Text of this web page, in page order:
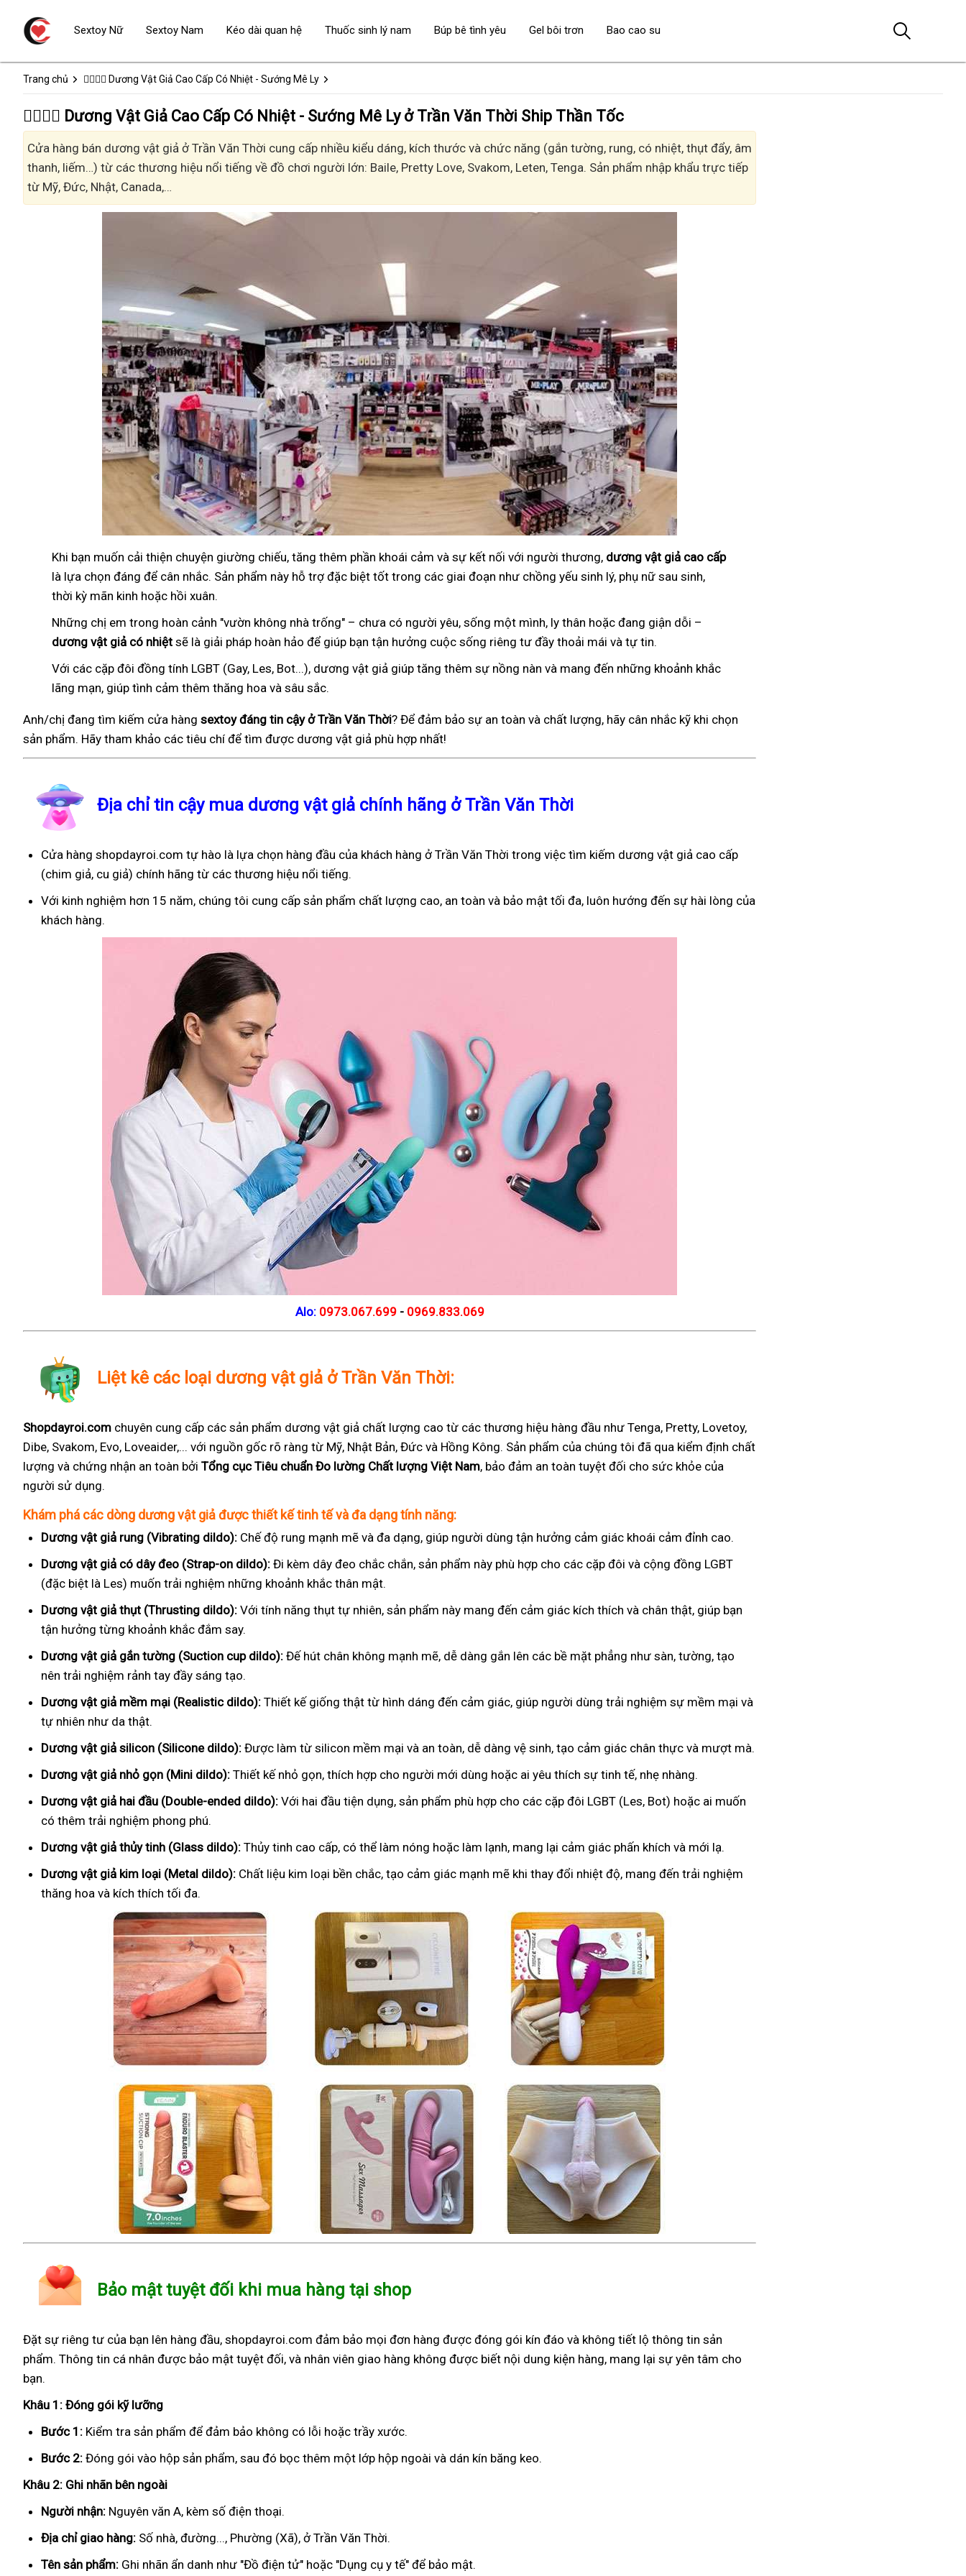
Trang chủ 👩‍❤️‍💋‍👨 Dương Vật Giả Cao Cấp Có Nhiệt - Sướng Mê Ly
👩‍❤️‍💋‍👨 Dương Vật Giả Cao Cấp Có Nhiệt - Sướng Mê Ly ở Trần Văn Thời Ship Thần Tốc
Cửa hàng bán dương vật giả ở Trần Văn Thời cung cấp nhiều kiểu dáng, kích thước và chức năng (gắn tường, rung, có nhiệt, thụt đẩy, âm
thanh, liếm…) từ các thương hiệu nổi tiếng về đồ chơi người lớn: Baile, Pretty Love, Svakom, Leten, Tenga. Sản phẩm nhập khẩu trực tiếp
từ Mỹ, Đức, Nhật, Canada,…
Khi bạn muốn cải thiện chuyện giường chiếu, tăng thêm phần khoái cảm và sự kết nối với người thương, dương vật giả cao cấp
là lựa chọn đáng để cân nhắc. Sản phẩm này hỗ trợ đặc biệt tốt trong các giai đoạn như chồng yếu sinh lý, phụ nữ sau sinh,
thời kỳ mãn kinh hoặc hồi xuân.
Những chị em trong hoàn cảnh "vườn không nhà trống" – chưa có người yêu, sống một mình, ly thân hoặc đang giận dỗi –
dương vật giả có nhiệt sẽ là giải pháp hoàn hảo để giúp bạn tận hưởng cuộc sống riêng tư đầy thoải mái và tự tin.
Với các cặp đôi đồng tính LGBT (Gay, Les, Bot...), dương vật giả giúp tăng thêm sự nồng nàn và mang đến những khoảnh khắc
lãng mạn, giúp tình cảm thêm thăng hoa và sâu sắc.
Anh/chị đang tìm kiếm cửa hàng sextoy đáng tin cậy ở Trần Văn Thời? Để đảm bảo sự an toàn và chất lượng, hãy cân nhắc kỹ khi chọn
sản phẩm. Hãy tham khảo các tiêu chí để tìm được dương vật giả phù hợp nhất!
Địa chỉ tin cậy mua dương vật giả chính hãng ở Trần Văn Thời
Cửa hàng shopdayroi.com tự hào là lựa chọn hàng đầu của khách hàng ở Trần Văn Thời trong việc tìm kiếm dương vật giả cao cấp
(chim giả, cu giả) chính hãng từ các thương hiệu nổi tiếng.
Với kinh nghiệm hơn 15 năm, chúng tôi cung cấp sản phẩm chất lượng cao, an toàn và bảo mật tối đa, luôn hướng đến sự hài lòng của
khách hàng.
Alo: 0973.067.699 - 0969.833.069
Liệt kê các loại dương vật giả ở Trần Văn Thời:
Shopdayroi.com chuyên cung cấp các sản phẩm dương vật giả chất lượng cao từ các thương hiệu hàng đầu như Tenga, Pretty, Lovetoy,
Dibe, Svakom, Evo, Loveaider,... với nguồn gốc rõ ràng từ Mỹ, Nhật Bản, Đức và Hồng Kông. Sản phẩm của chúng tôi đã qua kiểm định chất
lượng và chứng nhận an toàn bởi Tổng cục Tiêu chuẩn Đo lường Chất lượng Việt Nam, bảo đảm an toàn tuyệt đối cho sức khỏe của
người sử dụng.
Khám phá các dòng dương vật giả được thiết kế tinh tế và đa dạng tính năng:
Dương vật giả rung (Vibrating dildo): Chế độ rung mạnh mẽ và đa dạng, giúp người dùng tận hưởng cảm giác khoái cảm đỉnh cao.
Dương vật giả có dây đeo (Strap-on dildo): Đi kèm dây đeo chắc chắn, sản phẩm này phù hợp cho các cặp đôi và cộng đồng LGBT
(đặc biệt là Les) muốn trải nghiệm những khoảnh khắc thân mật.
Dương vật giả thụt (Thrusting dildo): Với tính năng thụt tự nhiên, sản phẩm này mang đến cảm giác kích thích và chân thật, giúp bạn
tận hưởng từng khoảnh khắc đắm say.
Dương vật giả gắn tường (Suction cup dildo): Đế hút chân không mạnh mẽ, dễ dàng gắn lên các bề mặt phẳng như sàn, tường, tạo
nên trải nghiệm rảnh tay đầy sáng tạo.
Dương vật giả mềm mại (Realistic dildo): Thiết kế giống thật từ hình dáng đến cảm giác, giúp người dùng trải nghiệm sự mềm mại và
tự nhiên như da thật.
Dương vật giả silicon (Silicone dildo): Được làm từ silicon mềm mại và an toàn, dễ dàng vệ sinh, tạo cảm giác chân thực và mượt mà.
Dương vật giả nhỏ gọn (Mini dildo): Thiết kế nhỏ gọn, thích hợp cho người mới dùng hoặc ai yêu thích sự tinh tế, nhẹ nhàng.
Dương vật giả hai đầu (Double-ended dildo): Với hai đầu tiện dụng, sản phẩm phù hợp cho các cặp đôi LGBT (Les, Bot) hoặc ai muốn
có thêm trải nghiệm phong phú.
Dương vật giả thủy tinh (Glass dildo): Thủy tinh cao cấp, có thể làm nóng hoặc làm lạnh, mang lại cảm giác phấn khích và mới lạ.
Dương vật giả kim loại (Metal dildo): Chất liệu kim loại bền chắc, tạo cảm giác mạnh mẽ khi thay đổi nhiệt độ, mang đến trải nghiệm
thăng hoa và kích thích tối đa.
Bảo mật tuyệt đối khi mua hàng tại shop
Đặt sự riêng tư của bạn lên hàng đầu, shopdayroi.com đảm bảo mọi đơn hàng được đóng gói kín đáo và không tiết lộ thông tin sản
phẩm. Thông tin cá nhân được bảo mật tuyệt đối, và nhân viên giao hàng không được biết nội dung kiện hàng, mang lại sự yên tâm cho
bạn.
Khâu 1: Đóng gói kỹ lưỡng
Bước 1: Kiểm tra sản phẩm để đảm bảo không có lỗi hoặc trầy xước.
Bước 2: Đóng gói vào hộp sản phẩm, sau đó bọc thêm một lớp hộp ngoài và dán kín băng keo.
Khâu 2: Ghi nhãn bên ngoài
Người nhận: Nguyên văn A, kèm số điện thoại.
Địa chỉ giao hàng: Số nhà, đường..., Phường (Xã), ở Trần Văn Thời.
Tên sản phẩm: Ghi nhãn ẩn danh như "Đồ điện tử" hoặc "Dụng cụ y tế" để bảo mật.
Sextoy Nữ Sextoy Nam Kéo dài quan hệ Thuốc sinh lý nam Búp bê tình yêu Gel bôi trơn Bao cao su